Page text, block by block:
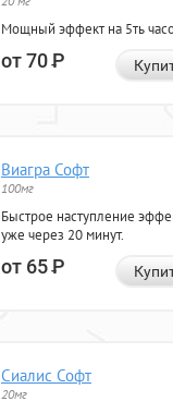
Мощный эффект на 5ть
от 70Р
Виагра Софт
100мг
Быстрое наступление
уже через 20 минут.
от 65Р
Сиалис Софт
20мг